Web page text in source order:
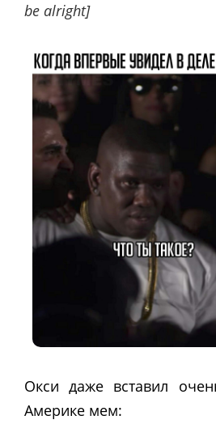
be alright]
Окси даже вставил
Америке мем: